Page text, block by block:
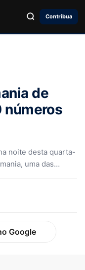
Contribua
de
números
noite desta quarta-
uma das
Google